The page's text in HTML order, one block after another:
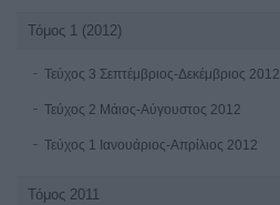
Τόμος 1 (2012)
Τεύχος 3 Σεπτέμβριος-Δεκέμβριος 2012
Τεύχος 2 Μάιος-Αύγουστος 2012
Τεύχος 1 Ιανουάριος-Απρίλιος 2012
Τόμος 2011